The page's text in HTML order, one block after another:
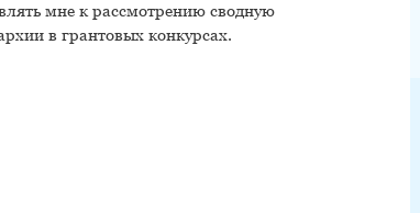
мне к рассмотрению сводную
в грантовых конкурсах.